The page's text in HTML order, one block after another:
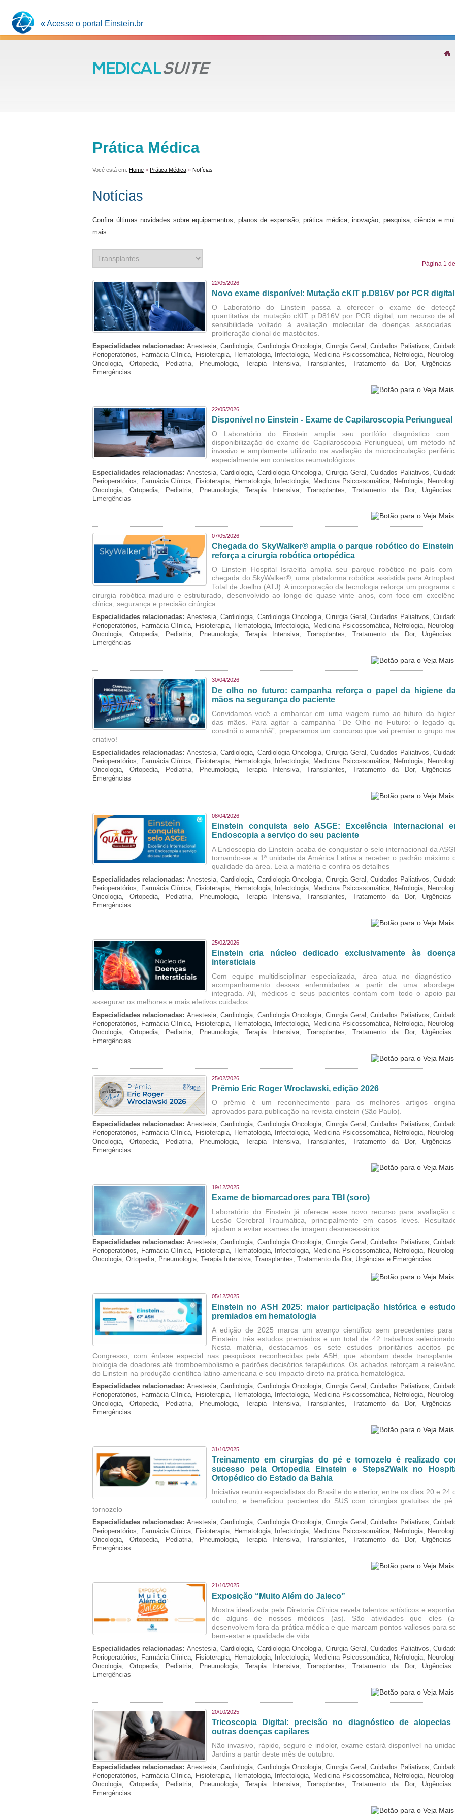
« Acesse o portal Einstein.br
Prática Médica
Você está em: Home » Prática Médica » Notícias
Notícias
Confira últimas novidades sobre equipamentos, planos de expansão, prática médica, inovação, pesquisa, ciência e
mais. ​​​​​​​​​​​​​​​​​​​​​​​​​​​​​​​​​​​​​​​​​​​​​​​​​​​​​​​​​​
Página 1
22/05/2026
Novo exame disponível: Mutação cKIT p.D816V por PCR digital
O Laboratório do Einstein passa a oferecer o exame de
quantitativa da mutação cKIT p.D816V por PCR digital, um recurso de
sensibilidade voltado à avaliação molecular de doenças associadas
proliferação clonal de mastócitos.
Especialidades relacionadas: Anestesia, Cardiologia, Cardiologia Oncologia, Cirurgia Geral, Cuidados Paliativos,
Perioperatórios, Farmácia Clínica, Fisioterapia, Hematologia, Infectologia, Medicina Psicossomática, Nefrologia,
Oncologia, Ortopedia, Pediatria, Pneumologia, Terapia Intensiva, Transplantes, Tratamento da Dor,
Emergências
22/05/2026
Disponível no Einstein - Exame de Capilaroscopia Periungueal
O Laboratório do Einstein amplia seu portfólio diagnóstico com
disponibilização do exame de Capilaroscopia Periungueal, um método
invasivo e amplamente utilizado na avaliação da microcirculação
especialmente em contextos reumatológicos
Especialidades relacionadas: Anestesia, Cardiologia, Cardiologia Oncologia, Cirurgia Geral, Cuidados Paliativos,
Perioperatórios, Farmácia Clínica, Fisioterapia, Hematologia, Infectologia, Medicina Psicossomática, Nefrologia,
Oncologia, Ortopedia, Pediatria, Pneumologia, Terapia Intensiva, Transplantes, Tratamento da Dor,
Emergências
07/05/2026
Chegada do SkyWalker® amplia o parque robótico do Einstein
reforça a cirurgia robótica ortopédica
O Einstein Hospital Israelita amplia seu parque robótico no país com
chegada do SkyWalker®, uma plataforma robótica assistida para
Total de Joelho (ATJ). A incorporação da tecnologia reforça um programa
cirurgia robótica maduro e estruturado, desenvolvido ao longo de quase vinte anos, com foco em
clínica, segurança e precisão cirúrgica.
Especialidades relacionadas: Anestesia, Cardiologia, Cardiologia Oncologia, Cirurgia Geral, Cuidados Paliativos,
Perioperatórios, Farmácia Clínica, Fisioterapia, Hematologia, Infectologia, Medicina Psicossomática, Nefrologia,
Oncologia, Ortopedia, Pediatria, Pneumologia, Terapia Intensiva, Transplantes, Tratamento da Dor,
Emergências
30/04/2026
De olho no futuro: campanha reforça o papel da higiene
mãos na segurança do paciente
Convidamos você a embarcar em uma viagem rumo ao futuro da
das mãos. Para agitar a campanha “De Olho no Futuro: o legado
constrói o amanhã”, preparamos um concurso que vai premiar o grupo
criativo!
Especialidades relacionadas: Anestesia, Cardiologia, Cardiologia Oncologia, Cirurgia Geral, Cuidados Paliativos,
Perioperatórios, Farmácia Clínica, Fisioterapia, Hematologia, Infectologia, Medicina Psicossomática, Nefrologia,
Oncologia, Ortopedia, Pediatria, Pneumologia, Terapia Intensiva, Transplantes, Tratamento da Dor,
Emergências
08/04/2026
Einstein conquista selo ASGE: Excelência Internacional
Endoscopia a serviço do seu paciente
A Endoscopia do Einstein acaba de conquistar o selo internacional da
tornando-se a 1ª unidade da América Latina a receber o padrão máximo
qualidade da área. Leia a matéria e confira os detalhes
Especialidades relacionadas: Anestesia, Cardiologia, Cardiologia Oncologia, Cirurgia Geral, Cuidados Paliativos,
Perioperatórios, Farmácia Clínica, Fisioterapia, Hematologia, Infectologia, Medicina Psicossomática, Nefrologia,
Oncologia, Ortopedia, Pediatria, Pneumologia, Terapia Intensiva, Transplantes, Tratamento da Dor,
Emergências
25/02/2026
Einstein cria núcleo dedicado exclusivamente às
intersticiais
Com equipe multidisciplinar especializada, área atua no diagnóstico
acompanhamento dessas enfermidades a partir de uma
integrada. Ali, médicos e seus pacientes contam com todo o apoio
assegurar os melhores e mais efetivos cuidados.
Especialidades relacionadas: Anestesia, Cardiologia, Cardiologia Oncologia, Cirurgia Geral, Cuidados Paliativos,
Perioperatórios, Farmácia Clínica, Fisioterapia, Hematologia, Infectologia, Medicina Psicossomática, Nefrologia,
Oncologia, Ortopedia, Pediatria, Pneumologia, Terapia Intensiva, Transplantes, Tratamento da Dor,
Emergências
25/02/2026
Prêmio Eric Roger Wroclawski, edição 2026
O prêmio é um reconhecimento para os melhores artigos
aprovados para publicação na revista einstein (São Paulo).
Especialidades relacionadas: Anestesia, Cardiologia, Cardiologia Oncologia, Cirurgia Geral, Cuidados Paliativos,
Perioperatórios, Farmácia Clínica, Fisioterapia, Hematologia, Infectologia, Medicina Psicossomática, Nefrologia,
Oncologia, Ortopedia, Pediatria, Pneumologia, Terapia Intensiva, Transplantes, Tratamento da Dor,
Emergências
19/12/2025
Exame de biomarcadores para TBI (soro)
Laboratório do Einstein já oferece esse novo recurso para avaliação
Lesão Cerebral Traumática, principalmente em casos leves.
ajudam a evitar exames de imagem desnecessários.
Especialidades relacionadas: Anestesia, Cardiologia, Cardiologia Oncologia, Cirurgia Geral, Cuidados Paliativos,
Perioperatórios, Farmácia Clínica, Fisioterapia, Hematologia, Infectologia, Medicina Psicossomática, Nefrologia,
Oncologia, Ortopedia, Pneumologia, Terapia Intensiva, Transplantes, Tratamento da Dor, Urgências e Emergências
05/12/2025
Einstein no ASH 2025: maior participação histórica e
premiados em hematologia
A edição de 2025 marca um avanço científico sem precedentes para
Einstein: três estudos premiados e um total de 42 trabalhos
Nesta matéria, destacamos os sete estudos prioritários aceitos
Congresso, com ênfase especial nas pesquisas reconhecidas pela ASH, que abordam desde transplante
biologia de doadores até tromboembolismo e padrões decisórios terapêuticos. Os achados reforçam a
do Einstein na produção científica latino-americana e seu impacto direto na prática hematológica.
Especialidades relacionadas: Anestesia, Cardiologia, Cardiologia Oncologia, Cirurgia Geral, Cuidados Paliativos,
Perioperatórios, Farmácia Clínica, Fisioterapia, Hematologia, Infectologia, Medicina Psicossomática, Nefrologia,
Oncologia, Ortopedia, Pediatria, Pneumologia, Terapia Intensiva, Transplantes, Tratamento da Dor,
Emergências
31/10/2025
Treinamento em cirurgias do pé e tornozelo é realizado
sucesso pela Ortopedia Einstein e Steps2Walk no
Ortopédico do Estado da Bahia
Iniciativa reuniu especialistas do Brasil e do exterior, entre os dias 20 e 24
outubro, e beneficiou pacientes do SUS com cirurgias gratuitas de pé
tornozelo
Especialidades relacionadas: Anestesia, Cardiologia, Cardiologia Oncologia, Cirurgia Geral, Cuidados Paliativos,
Perioperatórios, Farmácia Clínica, Fisioterapia, Hematologia, Infectologia, Medicina Psicossomática, Nefrologia,
Oncologia, Ortopedia, Pediatria, Pneumologia, Terapia Intensiva, Transplantes, Tratamento da Dor,
Emergências
21/10/2025
Exposição “Muito Além do Jaleco”
Mostra idealizada pela Diretoria Clínica revela talentos artísticos e
de alguns de nossos médicos (as). São atividades que eles
desenvolvem fora da prática médica e que marcam pontos valiosos para
bem-estar e qualidade de vida.
Especialidades relacionadas: Anestesia, Cardiologia, Cardiologia Oncologia, Cirurgia Geral, Cuidados Paliativos,
Perioperatórios, Farmácia Clínica, Fisioterapia, Hematologia, Infectologia, Medicina Psicossomática, Nefrologia,
Oncologia, Ortopedia, Pediatria, Pneumologia, Terapia Intensiva, Transplantes, Tratamento da Dor,
Emergências
20/10/2025
Tricoscopia Digital: precisão no diagnóstico de alopecias
outras doenças capilares
Não invasivo, rápido, seguro e indolor, exame estará disponível na
Jardins a partir deste mês de outubro.
Especialidades relacionadas: Anestesia, Cardiologia, Cardiologia Oncologia, Cirurgia Geral, Cuidados Paliativos,
Perioperatórios, Farmácia Clínica, Fisioterapia, Hematologia, Infectologia, Medicina Psicossomática, Nefrologia,
Oncologia, Ortopedia, Pediatria, Pneumologia, Terapia Intensiva, Transplantes, Tratamento da Dor,
Emergências